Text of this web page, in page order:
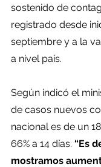
sostenido de
registrado desde
septiembre y a la
a nivel país.
Según indicó el
de casos nuevos
nacional es de un
66% a 14 días. “Es
mostramos